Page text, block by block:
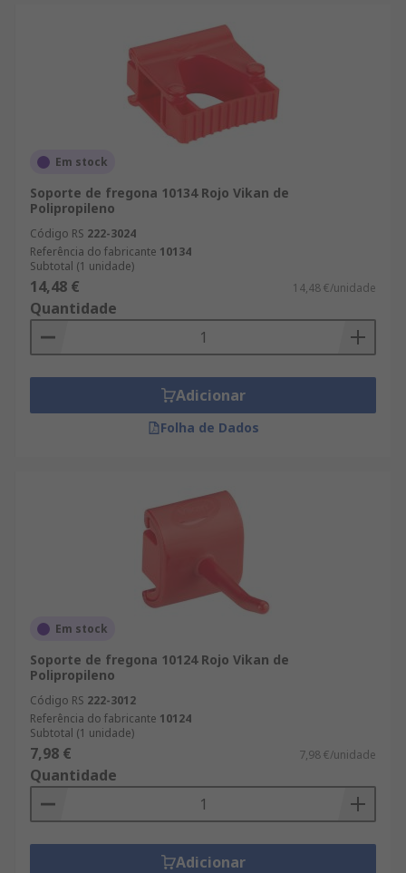
Em stock
Soporte de fregona 10134 Rojo Vikan de
Polipropileno
Código RS 222-3024
Referência do fabricante 10134
Subtotal (1 unidade)
14,48 € 14,48 €/unidade
Quantidade
Adicionar
Folha de Dados
Em stock
Soporte de fregona 10124 Rojo Vikan de
Polipropileno
Código RS 222-3012
Referência do fabricante 10124
Subtotal (1 unidade)
7,98 € 7,98 €/unidade
Quantidade
Adicionar